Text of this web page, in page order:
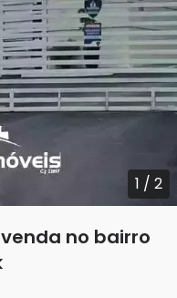
1 / 2
no bairro